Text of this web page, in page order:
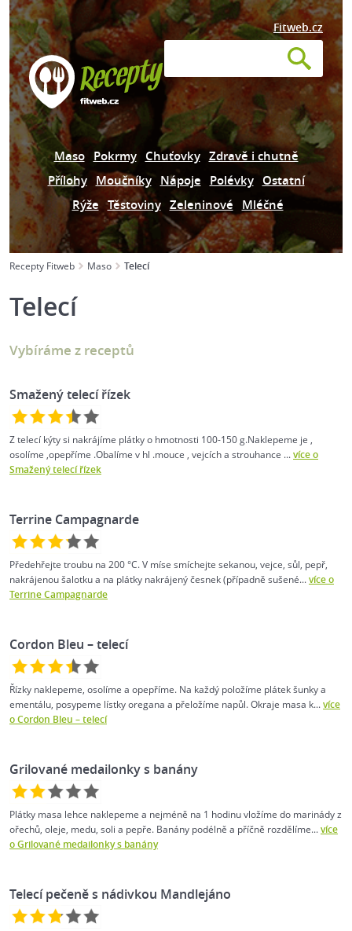
Fitweb.cz
Maso Pokrmy Chuťovky Zdravě i chutně
Přílohy Moučníky Nápoje Polévky Ostatní
Rýže Těstoviny Zeleninové Mléčné
Recepty Fitweb Maso Telecí
Telecí
Vybíráme z receptů
Smažený telecí řízek
Z telecí kýty si nakrájíme plátky o hmotnosti 100-150 g.Naklepeme je ,
osolíme ,opepříme .Obalíme v hl .mouce , vejcích a strouhance ...více o
Smažený telecí řízek
Terrine Campagnarde
Předehřejte troubu na 200 °C. V míse smíchejte sekanou, vejce, sůl, pepř,
nakrájenou šalotku a na plátky nakrájený česnek (případně sušené...více o
Terrine Campagnarde
Cordon Bleu – telecí
Řízky naklepeme, osolíme a opepříme. Na každý položíme plátek šunky a
ementálu, posypeme lístky oregana a přeložíme napůl. Okraje masa k...více
o Cordon Bleu – telecí
Grilované medailonky s banány
Plátky masa lehce naklepeme a nejméně na 1 hodinu vložíme do marinády z
ořechů, oleje, medu, soli a pepře. Banány podélně a příčně rozdělíme...více
o Grilované medailonky s banány
Telecí pečeně s nádivkou Mandlejáno